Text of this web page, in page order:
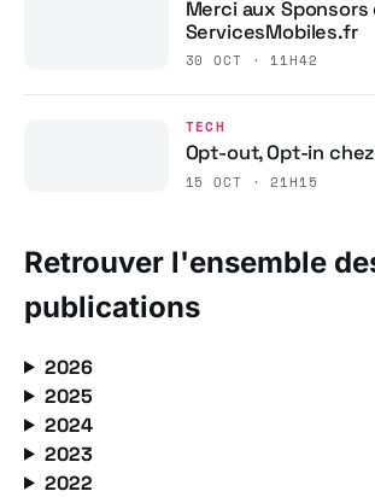
Merci aux Sponsors
ServicesMobiles.fr
30 OCT · 11H42
TECH
Opt-out, Opt-in
15 OCT · 21H15
Retrouver l'ensemble
publications
2026
2025
2024
2023
2022